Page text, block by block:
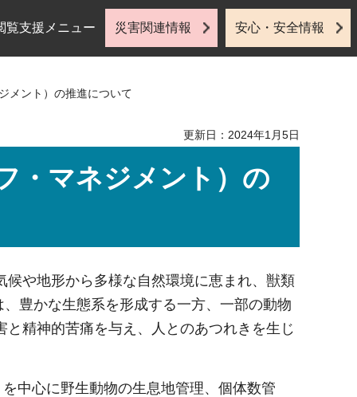
覧支援メニュー 災害関連情報 安心・安全情報
メント）の推進について
更新日：2024年1月5日
・マネジメント）の
や地形から多様な自然環境に恵まれ、獣類
豊かな生態系を形成する一方、一部の動物
精神的苦痛を与え、人とのあつれきを生じ
中心に野生動物の生息地管理、個体数管